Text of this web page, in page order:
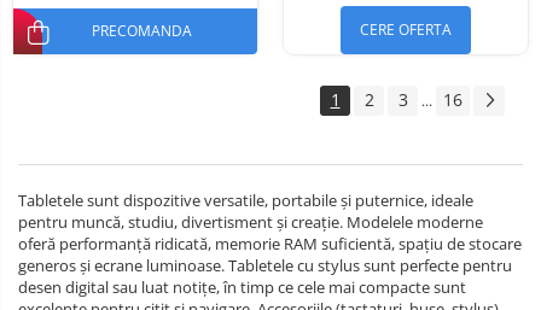
PRECOMANDA CERE OFERTA
1 2 3 ... 16
Tabletele sunt dispozitive versatile, portabile și puternice, ideale
pentru muncă, studiu, divertisment și creație. Modelele moderne
oferă performanță ridicată, memorie RAM suficientă, spațiu de stocare
generos și ecrane luminoase. Tabletele cu stylus sunt perfecte pentru
desen digital sau luat notițe, în timp ce cele mai compacte sunt